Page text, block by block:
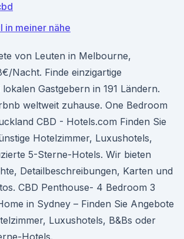
in meiner nähe
von Leuten in Melbourne,
Nacht. Finde einzigartige
Gastgebern in 191 Ländern.
weltweit zuhause. One Bedroom
CBD - Hotels.com Finden Sie
Hotelzimmer, Luxushotels,
5-Sterne-Hotels. Wir bieten
Detailbeschreibungen, Karten und
CBD Penthouse- 4 Bedroom 3
in Sydney – Finden Sie Angebote
Luxushotels, B&Bs oder
Hotels.